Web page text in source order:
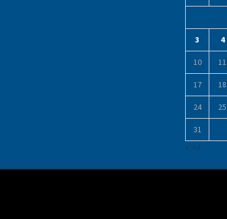
3 4
10 11
17 18
24 25
31
« Jul